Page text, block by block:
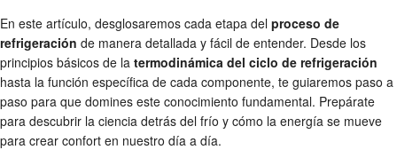
En este artículo, desglosaremos cada etapa del proceso de
refrigeración de manera detallada y fácil de entender. Desde los
principios básicos de la termodinámica del ciclo de refrigeración
hasta la función específica de cada componente, te guiaremos paso a
paso para que domines este conocimiento fundamental. Prepárate
para descubrir la ciencia detrás del frío y cómo la energía se mueve
para crear confort en nuestro día a día.